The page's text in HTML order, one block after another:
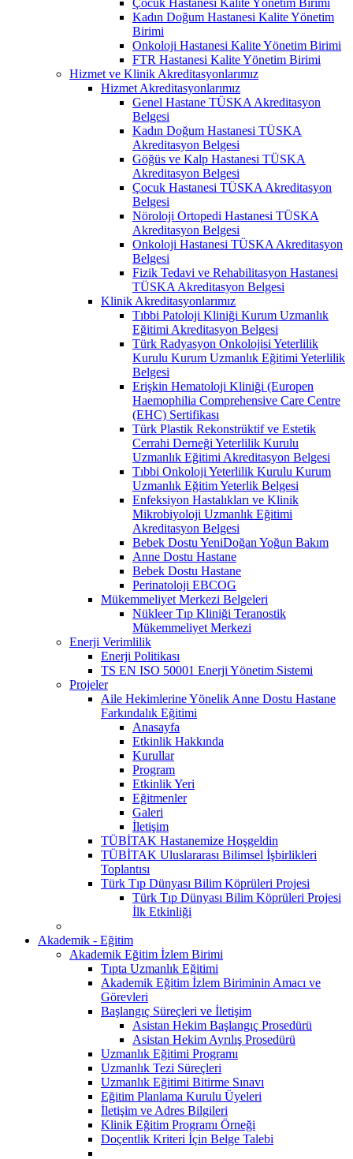
Kadın Doğum Hastanesi Kalite Yönetim
Birimi
Onkoloji Hastanesi Kalite Yönetim Birimi
FTR Hastanesi Kalite Yönetim Birimi
Hizmet ve Klinik Akreditasyonlarımız
Hizmet Akreditasyonlarımız
Genel Hastane TÜSKA Akreditasyon
Belgesi
Kadın Doğum Hastanesi TÜSKA
Akreditasyon Belgesi
Göğüs ve Kalp Hastanesi TÜSKA
Akreditasyon Belgesi
Çocuk Hastanesi TÜSKA Akreditasyon
Belgesi
Nöroloji Ortopedi Hastanesi TÜSKA
Akreditasyon Belgesi
Onkoloji Hastanesi TÜSKA Akreditasyon
Belgesi
Fizik Tedavi ve Rehabilitasyon Hastanesi
TÜSKA Akreditasyon Belgesi
Klinik Akreditasyonlarımız
Tıbbi Patoloji Kliniği Kurum Uzmanlık
Eğitimi Akreditasyon Belgesi
Türk Radyasyon Onkolojisi Yeterlilik
Kurulu Kurum Uzmanlık Eğitimi Yeterlilik
Belgesi
Erişkin Hematoloji Kliniği (Europen
Haemophilia Comprehensive Care Centre
(EHC) Sertifikası
Türk Plastik Rekonstrüktif ve Estetik
Cerrahi Derneği Yeterlilik Kurulu
Uzmanlık Eğitimi Akreditasyon Belgesi
Tıbbi Onkoloji Yeterlilik Kurulu Kurum
Uzmanlık Eğitim Yeterlik Belgesi
Enfeksiyon Hastalıkları ve Klinik
Mikrobiyoloji Uzmanlık Eğitimi
Akreditasyon Belgesi
Bebek Dostu YeniDoğan Yoğun Bakım
Anne Dostu Hastane
Bebek Dostu Hastane
Perinatoloji EBCOG
Mükemmeliyet Merkezi Belgeleri
Nükleer Tıp Kliniği Teranostik
Mükemmeliyet Merkezi
Enerji Verimlilik
Enerji Politikası
TS EN ISO 50001 Enerji Yönetim Sistemi
Projeler
Aile Hekimlerine Yönelik Anne Dostu Hastane
Farkındalık Eğitimi
Anasayfa
Etkinlik Hakkında
Kurullar
Program
Etkinlik Yeri
Eğitmenler
Galeri
İletişim
TÜBİTAK Hastanemize Hoşgeldin
TÜBİTAK Uluslararası Bilimsel İşbirlikleri
Toplantısı
Türk Tıp Dünyası Bilim Köprüleri Projesi
Türk Tıp Dünyası Bilim Köprüleri Projesi
İlk Etkinliği
Akademik - Eğitim
Akademik Eğitim İzlem Birimi
Tıpta Uzmanlık Eğitimi
Akademik Eğitim İzlem Biriminin Amacı ve
Görevleri
Başlangıç Süreçleri ve İletişim
Asistan Hekim Başlangıç Prosedürü
Asistan Hekim Ayrılış Prosedürü
Uzmanlık Eğitimi Programı
Uzmanlık Tezi Süreçleri
Uzmanlık Eğitimi Bitirme Sınavı
Eğitim Planlama Kurulu Üyeleri
İletişim ve Adres Bilgileri
Klinik Eğitim Programı Örneği
Doçentlik Kriteri İçin Belge Talebi